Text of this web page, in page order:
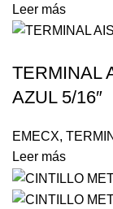
Leer más
TERMINAL
AZUL 5/16″
EMECX,
Leer más